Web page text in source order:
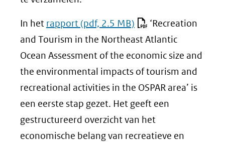
In het rapport (pdf, 2.5 MB)
‘Recreation
and Tourism in the Northeast Atlantic
Ocean Assessment of the economic size and
the environmental impacts of tourism and
recreational activities in the OSPAR area’ is
een eerste stap gezet. Het geeft een
gestructureerd overzicht van het
economische belang van recreatieve en